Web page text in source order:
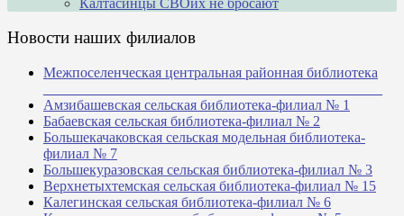
Новости наших филиалов
Межпоселенческая центральная районная библиотека
Амзибашевская сельская библиотека-филиал № 1
Бабаевская сельская библиотека-филиал № 2
Большекачаковская сельская модельная библиотека-
филиал № 7
Большекуразовская сельская библиотека-филиал № 3
Верхнетыхтемская сельская библиотека-филиал № 15
Калегинская сельская библиотека-филиал № 6